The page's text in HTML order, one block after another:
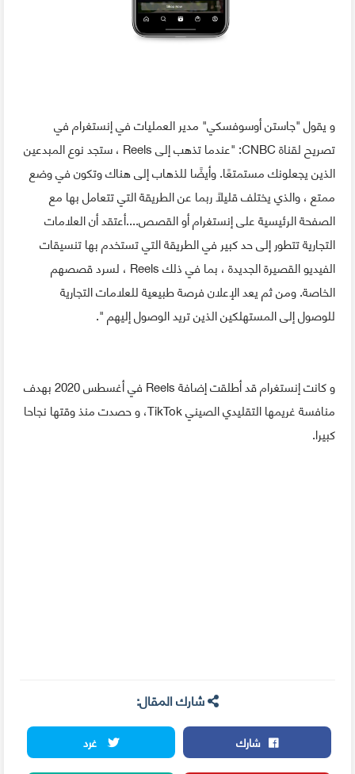
و يقول "جاستن أوسوفسكي" مدير العمليات في إنستغرام في
تصريح لقناة CNBC: "عندما تذهب إلى Reels ، ستجد نوع المبدعين
الذين يجعلونك مستمتعًا. وأيضًا للذهاب إلى هناك وتكون في وضع
ممتع ، والذي يختلف قليلاً ربما عن الطريقة التي تتعامل بها مع
الصفحة الرئيسية على إنستغرام أو القصص....أعتقد أن العلامات
التجارية تتطور إلى حد كبير في الطريقة التي تستخدم بها تنسيقات
الفيديو القصيرة الجديدة ، بما في ذلك Reels ، لسرد قصصهم
الخاصة. ومن ثم يعد الإعلان فرصة طبيعية للعلامات التجارية
للوصول إلى المستهلكين الذين تريد الوصول إليهم ".
و كانت إنستغرام قد أطلقت إضافة Reels في أغسطس 2020 بهدف
منافسة غريمها التقليدي الصيني TikTok، و حصدت منذ وقتها نجاحا
كبيرا.
شارك المقال:
شارك
غرد